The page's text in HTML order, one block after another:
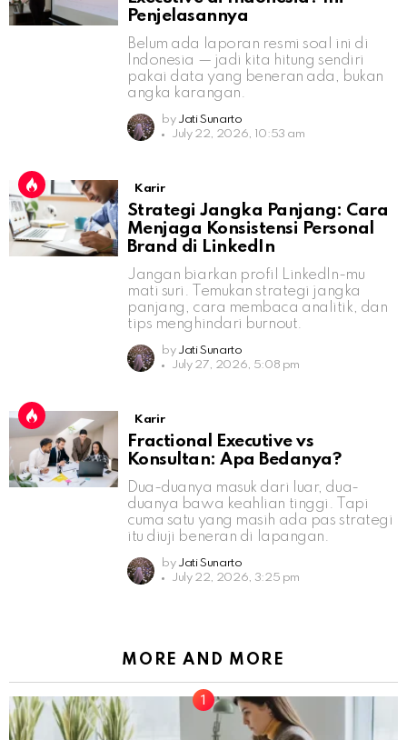
Penjelasannya
Belum ada laporan resmi soal ini di
Indonesia — jadi kita hitung sendiri
pakai data yang beneran ada, bukan
angka karangan.
by Jati Sunarto
July 22, 2026, 10:53 am
Karir
Strategi Jangka Panjang: Cara
Menjaga Konsistensi Personal
Brand di LinkedIn
Jangan biarkan profil LinkedIn-mu
mati suri. Temukan strategi jangka
panjang, cara membaca analitik, dan
tips menghindari burnout.
by Jati Sunarto
July 27, 2026, 5:08 pm
Karir
Fractional Executive vs
Konsultan: Apa Bedanya?
Dua-duanya masuk dari luar, dua-
duanya bawa keahlian tinggi. Tapi
cuma satu yang masih ada pas strategi
itu diuji beneran di lapangan.
by Jati Sunarto
July 22, 2026, 3:25 pm
MORE AND MORE